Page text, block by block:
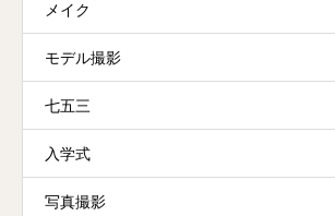
メイク
モデル撮影
七五三
入学式
写真撮影